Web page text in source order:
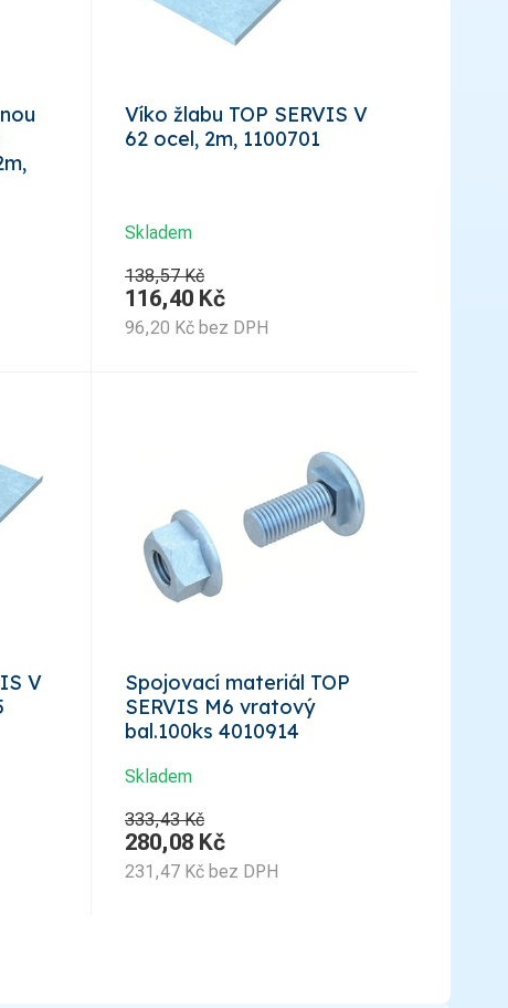
Víko žlabu TOP SERVIS V
62 ocel, 2m, 1100701
Skladem
138,57 Kč
116,40 Kč
96,20 Kč bez DPH
V
Spojovací materiál TOP
SERVIS M6 vratový
bal.100ks 4010914
Skladem
333,43 Kč
280,08 Kč
231,47 Kč bez DPH